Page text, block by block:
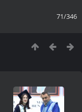
71/346